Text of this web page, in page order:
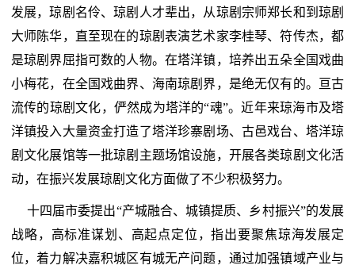
发展，琼剧名伶、琼剧人才辈出，从琼剧宗师郑长和到琼剧
大师陈华，直至现在的琼剧表演艺术家李桂琴、符传杰，都
是琼剧界屈指可数的人物。在塔洋镇，培养出五朵全国戏曲
小梅花，在全国戏曲界、海南琼剧界，是绝无仅有的。亘古
流传的琼剧文化，俨然成为塔洋的“魂”。近年来琼海市及塔
洋镇投入大量资金打造了塔洋珍寨剧场、古邑戏台、塔洋琼
剧文化展馆等一批琼剧主题场馆设施，开展各类琼剧文化活
动，在振兴发展琼剧文化方面做了不少积极努力。
十四届市委提出“产城融合、城镇提质、乡村振兴”的发展
战略，高标准谋划、高起点定位，指出要聚焦琼海发展定
位，着力解决嘉积城区有城无产问题，通过加强镇域产业与